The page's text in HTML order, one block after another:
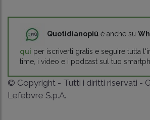
Quotidianopiù è anche su
qui per iscriverti gratis e seguire tutta
time, i video e i podcast sul tuo
© Copyright - Tutti i diritti riservati -
Lefebvre S.p.A.